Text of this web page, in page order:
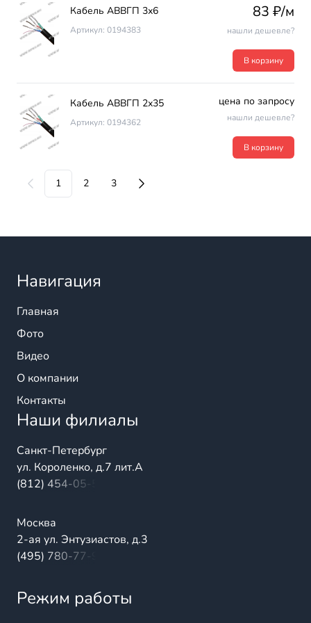
Кабель АВВГП 3х6
Артикул: 0194383
83 ₽/м
нашли дешевле?
В корзину
Кабель АВВГП 2х35
Артикул: 0194362
цена по запросу
нашли дешевле?
В корзину
1 2 3
Навигация
Главная
Фото
Видео
О компании
Контакты
Наши филиалы
Санкт-Петербург
ул. Короленко, д.7 лит.А
(812) 454-05-54
Москва
2-ая ул. Энтузиастов, д.3
(495) 780-77-98
Режим работы